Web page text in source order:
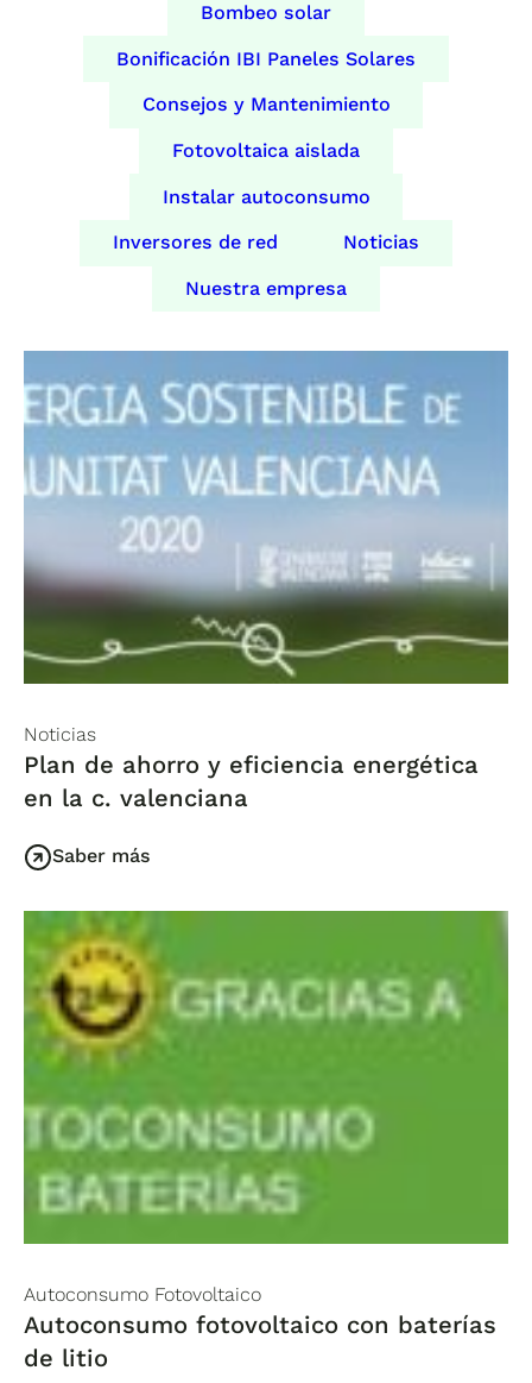
Bombeo solar
Bonificación IBI Paneles Solares
Consejos y Mantenimiento
Fotovoltaica aislada
Instalar autoconsumo
Inversores de red Noticias
Nuestra empresa
Noticias
Plan de ahorro y eficiencia energética
en la c. valenciana
Saber más
Autoconsumo Fotovoltaico
Autoconsumo fotovoltaico con baterías
de litio